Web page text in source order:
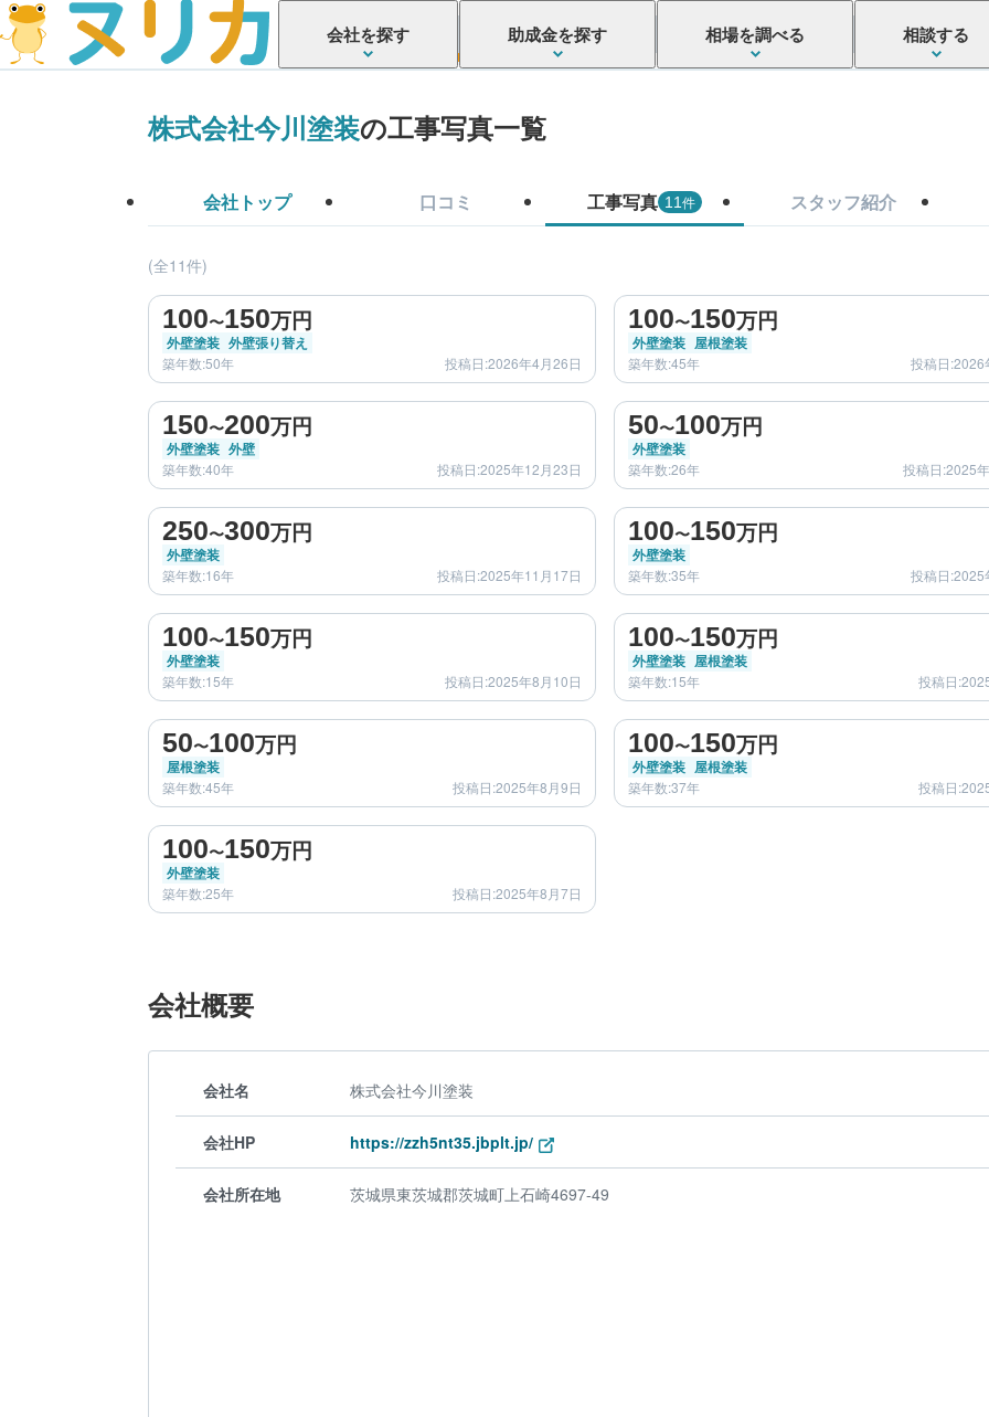
会社を探す 助成金を探す 相場を調べる 相談する
株式会社今川塗装の工事写真一覧
会社トップ 口コミ 工事写真 11件 スタッフ紹介
(全11件)
before
100〜150万円
外壁塗装 外壁張り替え
築年数:50年 投稿日:2026年4月26日
100〜150万円
外壁塗装 屋根塗装
築年数:45年 投稿日:2026
before
150〜200万円
外壁塗装 外壁
築年数:40年 投稿日:2025年12月23日
before
50〜100万円
外壁塗装
築年数:26年 投稿日:2025
before
250〜300万円
外壁塗装
築年数:16年 投稿日:2025年11月17日
before
100〜150万円
外壁塗装
築年数:35年 投稿日:2025
before
100〜150万円
外壁塗装
築年数:15年 投稿日:2025年8月10日
before
100〜150万円
外壁塗装 屋根塗装
築年数:15年 投稿日
before
50〜100万円
屋根塗装
築年数:45年 投稿日:2025年8月9日
before
100〜150万円
外壁塗装 屋根塗装
築年数:37年 投稿日
before
100〜150万円
外壁塗装
築年数:25年 投稿日:2025年8月7日
会社概要
会社名 株式会社今川塗装
会社HP https://zzh5nt35.jbplt.jp/
会社所在地 茨城県東茨城郡茨城町上石崎4697-49